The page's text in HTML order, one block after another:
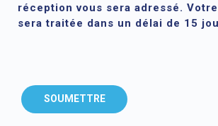
réception vous sera adressé.
sera traitée dans un délai de 15
SOUMETTRE